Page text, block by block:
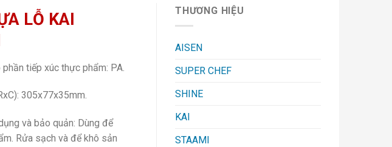
LỖ KAI
tiếp xúc thực phẩm: PA.
305x77x35mm.
và bảo quản: Dùng để
Rửa sạch và để khô sản
THƯƠNG HIỆU
AISEN
SUPER CHEF
SHINE
KAI
STAAMI